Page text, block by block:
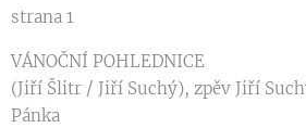
strana 1
VÁNOČNÍ POHLEDNICE
(Jiří Šlitr / Jiří Suchý), zpěv Jiří
Pánka